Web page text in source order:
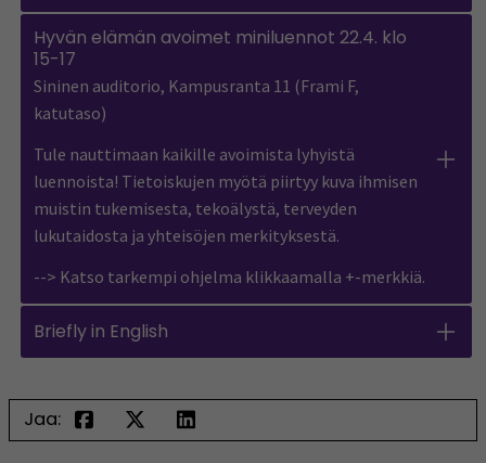
Hyvän elämän avoimet miniluennot 22.4. klo
15-17
Sininen auditorio, Kampusranta 11 (Frami F,
katutaso)
Tule nauttimaan kaikille avoimista lyhyistä
luennoista! Tietoiskujen myötä piirtyy kuva ihmisen
muistin tukemisesta, tekoälystä, terveyden
lukutaidosta ja yhteisöjen merkityksestä.
--> Katso tarkempi ohjelma klikkaamalla +-merkkiä.
Briefly in English
Jaa: